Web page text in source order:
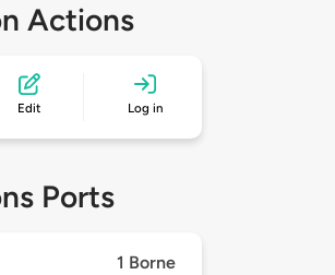
Actions
Edit Log in
Ports
1 Borne